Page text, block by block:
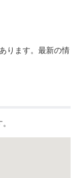
ります。最新の情